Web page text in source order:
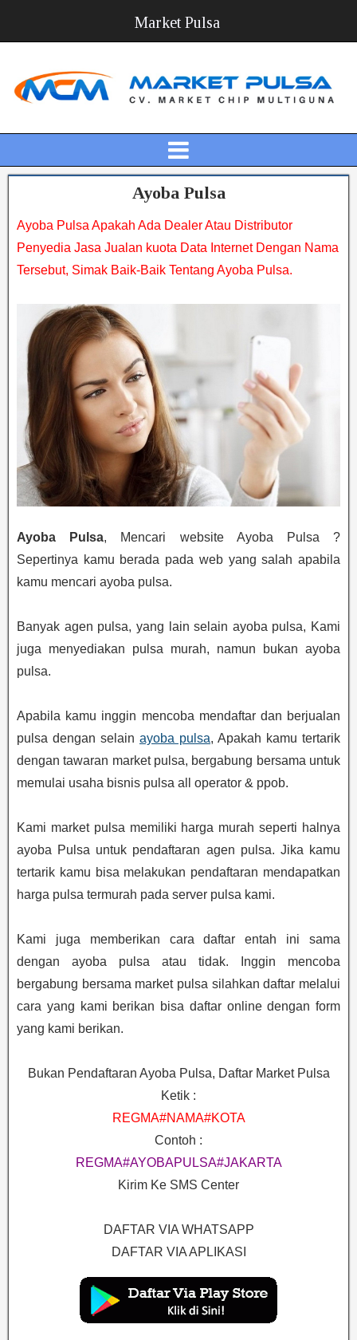
Market Pulsa
Ayoba Pulsa
Ayoba Pulsa Apakah Ada Dealer Atau Distributor
Penyedia Jasa Jualan kuota Data Internet Dengan Nama
Tersebut, Simak Baik-Baik Tentang Ayoba Pulsa.
Ayoba Pulsa, Mencari website Ayoba Pulsa ?
Sepertinya kamu berada pada web yang salah apabila
kamu mencari ayoba pulsa.
Banyak agen pulsa, yang lain selain ayoba pulsa, Kami
juga menyediakan pulsa murah, namun bukan ayoba
pulsa.
Apabila kamu inggin mencoba mendaftar dan berjualan
pulsa dengan selain ayoba pulsa, Apakah kamu tertarik
dengan tawaran market pulsa, bergabung bersama untuk
memulai usaha bisnis pulsa all operator & ppob.
Kami market pulsa memiliki harga murah seperti halnya
ayoba Pulsa untuk pendaftaran agen pulsa. Jika kamu
tertarik kamu bisa melakukan pendaftaran mendapatkan
harga pulsa termurah pada server pulsa kami.
Kami juga memberikan cara daftar entah ini sama
dengan ayoba pulsa atau tidak. Inggin mencoba
bergabung bersama market pulsa silahkan daftar melalui
cara yang kami berikan bisa daftar online dengan form
yang kami berikan.
Bukan Pendaftaran Ayoba Pulsa, Daftar Market Pulsa
Ketik :
REGMA#NAMA#KOTA
Contoh :
REGMA#AYOBAPULSA#JAKARTA
Kirim Ke SMS Center
DAFTAR VIA WHATSAPP
DAFTAR VIA APLIKASI